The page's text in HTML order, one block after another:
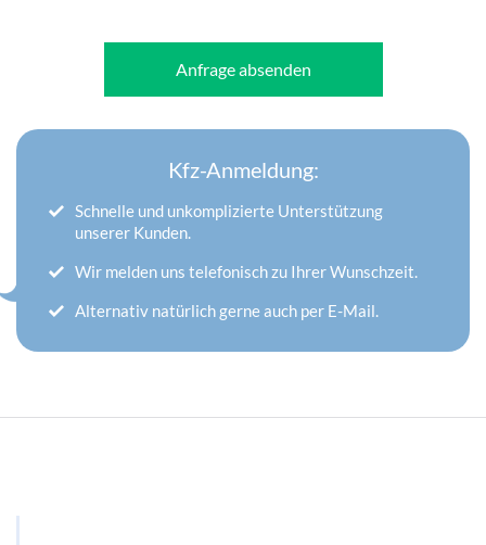
Anfrage absenden
Kfz-Anmeldung:
Schnelle und unkomplizierte Unterstützung
unserer Kunden.
Wir melden uns telefonisch zu Ihrer Wunschzeit.
Alternativ natürlich gerne auch per E-Mail.